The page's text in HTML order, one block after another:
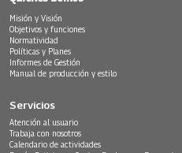
Misión y Visión
Objetivos y funciones
Normatividad
Políticas y Planes
Informes de Gestión
Manual de producción y estilo
Servicios
Atención al usuario
Trabaja con nosotros
Calendario de actividades